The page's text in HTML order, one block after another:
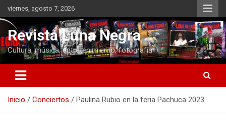
Saltar
al
contenido
viernes, agosto 7, 2026
Revista Luna Negra
Cultura, música, entretenimiento, fotografía
Inicio Conciertos Paulina Rubio en la feria Pachuca 2023